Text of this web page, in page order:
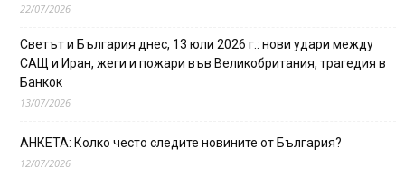
22/07/2026
Светът и България днес, 13 юли 2026 г.: нови удари между
САЩ и Иран, жеги и пожари във Великобритания, трагедия в
Банкок
13/07/2026
АНКЕТА: Колко често следите новините от България?
12/07/2026